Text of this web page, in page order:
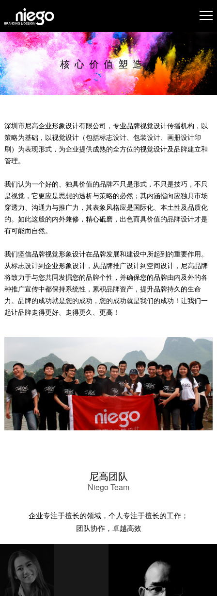
核心价值塑造者
深圳市尼高企业形象设计有限公司，专业品牌视觉设计传播机构，以
策略为基础，以视觉设计（包括标志设计、包装设计、画册设计印
刷）为表现形式，为企业提供成熟的全方位的视觉设计及品牌建立和
管理。
我们认为一个好的、独具价值的品牌不只是形式，不只是技巧，不只
是视觉，它更应是思想的透析与策略的必然；其内涵指向应独具市场
穿透力、沟通力与推广力，其表象风格应是国际化、本土性及品质化
的。如此这般的内外兼修，精心砥磨，出色而具价值的品牌设计才是
有可能而自然。
我们坚信品牌视觉形象设计在品牌发展和建设中所起到的重要作用。
从标志设计到企业形象设计，从品牌推广设计到空间设计，尼高品牌
将致力于与您共同发掘您的品牌个性，并确保您的品牌由内及外的各
种推广宣传中都保持系统性，累积品牌资产，提升品牌持久的生命
力。品牌的成功就是您的成功，您的成功就是我们的成功！让我们一
起让品牌走得更好、走得更久、更高！
尼高团队
Niego Team
企业专注于擅长的领域，个人专注于擅长的工作；
团队协作，卓越高效